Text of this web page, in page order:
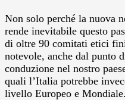
Non solo perché la nuova
rende inevitabile questo
di oltre 90 comitati etici
notevole, anche dal punto
conduzione nel nostro
quali l’Italia potrebbe
livello Europeo e Mondiale.